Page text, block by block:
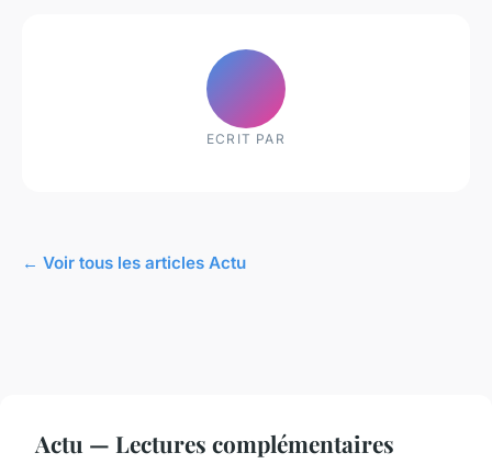
ECRIT PAR
← Voir tous les articles Actu
Actu — Lectures complémentaires